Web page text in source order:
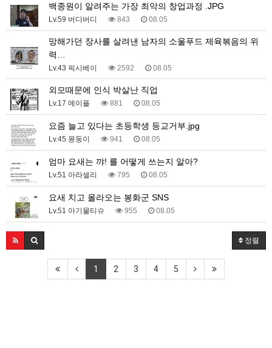
백종원이 알려주는 가장 최악의 창업과정 .JPG
Lv.59 버디버디 843 08.05
망해가던 장사를 살려낸 남자의 소울푸드 제육볶음의 위
력…
Lv.43 픽시베이 2592 08.05
외모때문에 인식 박살난 직업
Lv.17 메이플 881 08.05
요즘 늘고 있다는 초등학생 등교거부.jpg
Lv.45 몽둥이 941 08.05
엄마 요새는 꺄! 를 어떻게 쓰는지 알아?
Lv.51 아라셀리 795 08.05
요새 치고 올라오는 봉화군 SNS
Lv.51 아기물티슈 955 08.05
정렬
1 2 3 4 5